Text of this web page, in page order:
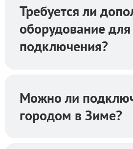
Требуется ли
оборудование для
подключения?
Можно ли
городом в Зиме?